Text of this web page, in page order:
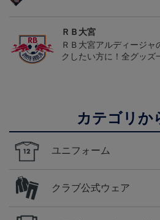
ＲＢ大宮
ＲＢ大宮アルディージャ
クしたい方に！全グッズ
カテゴリか
ユニフォーム
クラブ公式ウェア